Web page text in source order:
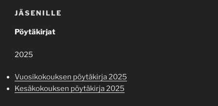
JÄSENILLE
Pöytäkirjat
2025
Vuosikokouksen pöytäkirja 2025
Kesäkokouksen pöytäkirja 2025